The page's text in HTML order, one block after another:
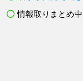
情報取りまとめ中